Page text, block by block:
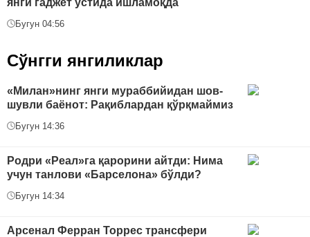
Бугун 04:56
Сўнгги янгиликлар
«Милан»нинг янги мураббийидан шов-
шувли баёнот: Рақиблардан қўрқмаймиз
Бугун 14:36
Родри «Реал»га қарорини айтди: Нима
учун танлови «Барселона» бўлди?
Бугун 14:34
Арсенал Ферран Торрес трансфери